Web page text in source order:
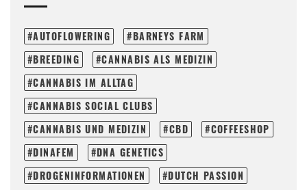
AUTOFLOWERING
BARNEYS FARM
BREEDING
CANNABIS ALS MEDIZIN
CANNABIS IM ALLTAG
CANNABIS SOCIAL CLUBS
CANNABIS UND MEDIZIN
CBD
COFFEESHOP
DINAFEM
DNA GENETICS
DROGENINFORMATIONEN
DUTCH PASSION